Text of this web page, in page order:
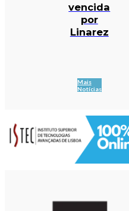
vencida
por
Linarez
Mais
Notícias